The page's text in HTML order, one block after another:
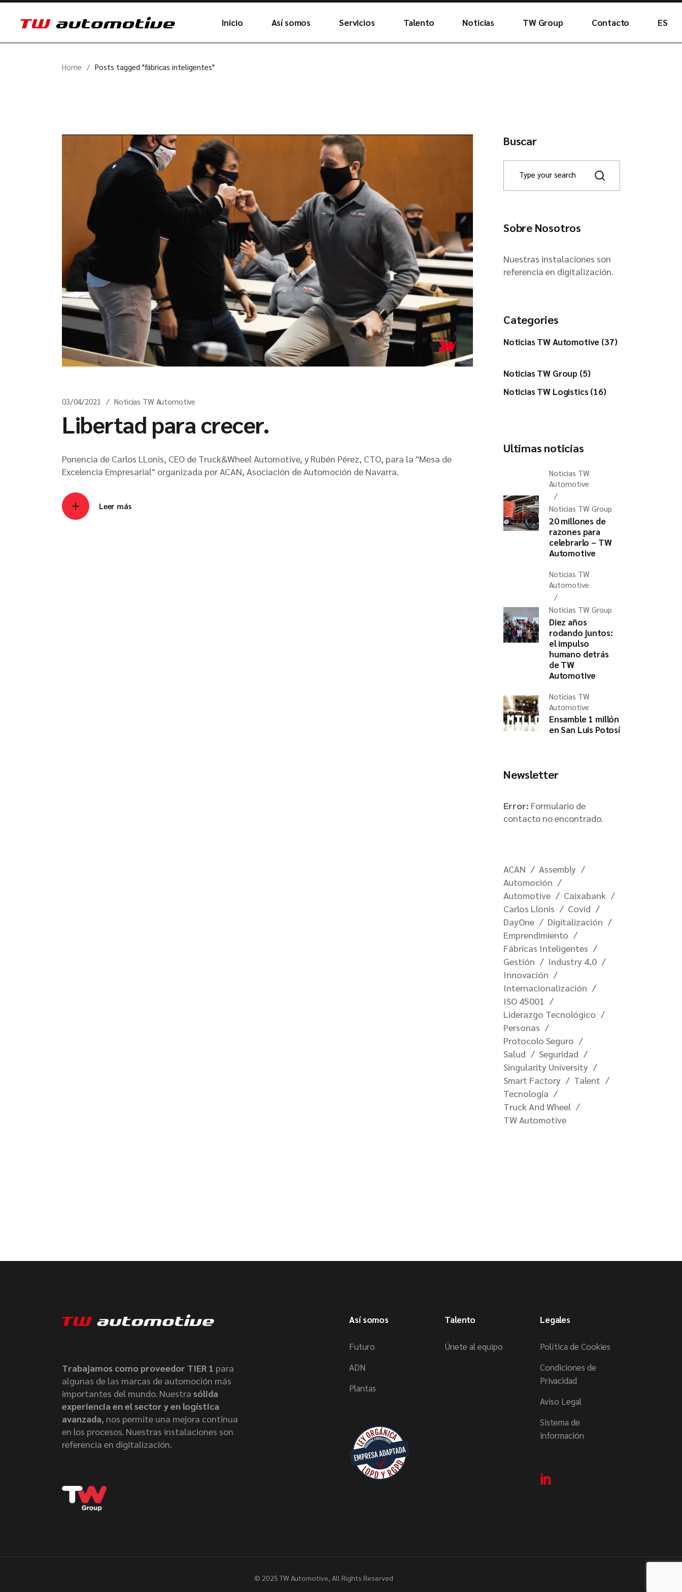
Inicio Así somos Servicios Talento Noticias TW Group Contacto ES
Home Posts tagged "fábricas inteligentes"
03/04/2021 Noticias TW Automotive
Libertad para crecer.
Ponencia de Carlos LLonis, CEO de Truck&Wheel Automotive, y Rubén Pérez, CTO, para la "Mesa de
Excelencia Empresarial" organizada por ACAN, Asociación de Automoción de Navarra.
Leer más
Buscar
Sobre Nosotros
Nuestras instalaciones son
referencia en digitalización.
Categories
Noticias TW Automotive (37)
Noticias TW Group (5)
Noticias TW Logistics (16)
Ultimas noticias
Noticias TW
Automotive
Noticias TW Group
20 millones de
razones para
celebrarlo – TW
Automotive
Noticias TW
Automotive
Noticias TW Group
Diez años
rodando juntos:
el impulso
humano detrás
de TW
Automotive
Noticias TW
Automotive
Ensamble 1 millón
en San Luis Potosí
Newsletter
Error: Formulario de
contacto no encontrado.
ACAN
Assembly
Automoción
Automotive
Caixabank
Carlos Llonis
Covid
DayOne
Digitalización
Emprendimiento
Fábricas Inteligentes
Gestión
Industry 4.0
Innovación
Internacionalización
ISO 45001
Liderazgo Tecnológico
Personas
Protocolo Seguro
Salud
Seguridad
Singularity University
Smart Factory
Talent
Tecnología
Truck And Wheel
TW Automotive
Trabajamos como proveedor TIER 1 para
algunas de las marcas de automoción más
importantes del mundo. Nuestra sólida
experiencia en el sector y en logística
avanzada, nos permite una mejora continua
en los procesos. Nuestras instalaciones son
referencia en digitalización.
Así somos
Futuro
ADN
Plantas
Talento
Únete al equipo
Legales
Política de Cookies
Condiciones de
Privacidad
Aviso Legal
Sistema de
información
© 2025 TW Automotive, All Rights Reserved